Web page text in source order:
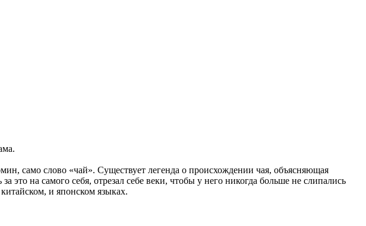
само слово «чай». Существует легенда о происхождении чая, объясняющая
на самого себя, отрезал себе веки, чтобы у него никогда больше не слипались
и японском языках.